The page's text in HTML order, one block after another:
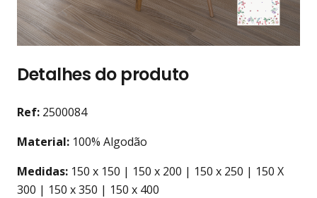
Detalhes do produto
Ref: 2500084
Material: 100% Algodão
Medidas: 150 x 150 | 150 x 200 | 150 x 250 | 150 X
300 | 150 x 350 | 150 x 400